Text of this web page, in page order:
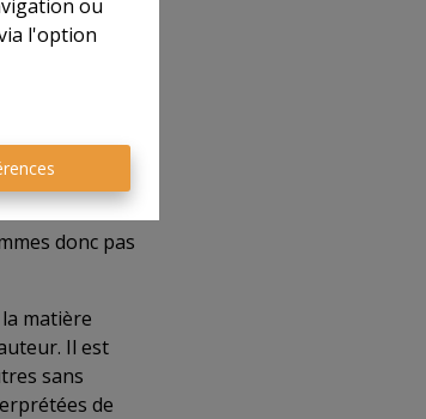
ou
l'option
d’un bien.
vous donne
pour
commercial
sur les
donc pas
matière
Il est
sans
de